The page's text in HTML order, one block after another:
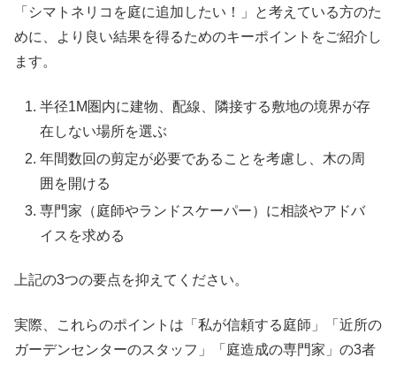
「シマトネリコを庭に追加したい！」と考えている方のた
めに、より良い結果を得るためのキーポイントをご紹介し
ます。
半径1M圏内に建物、配線、隣接する敷地の境界が存
在しない場所を選ぶ
年間数回の剪定が必要であることを考慮し、木の周
囲を開ける
専門家（庭師やランドスケーパー）に相談やアドバ
イスを求める
上記の3つの要点を抑えてください。
実際、これらのポイントは「私が信頼する庭師」「近所の
ガーデンセンターのスタッフ」「庭造成の専門家」の3者